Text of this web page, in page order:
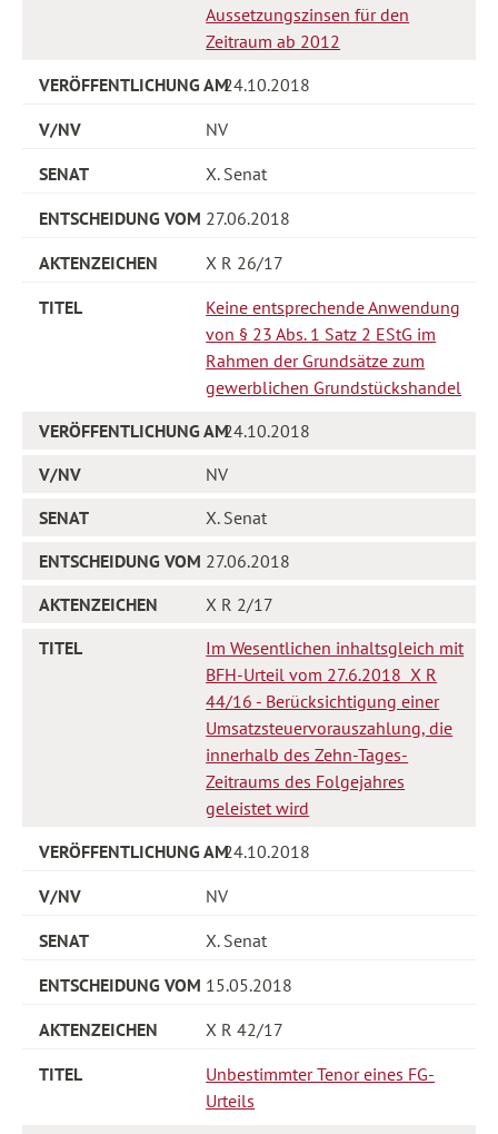
Aussetzungszinsen für den
Zeitraum ab 2012
24.10.2018
NV
X. Senat
27.06.2018
X R 26/17
Keine entsprechende Anwendung
von § 23 Abs. 1 Satz 2 EStG im
Rahmen der Grundsätze zum
gewerblichen Grundstückshandel
24.10.2018
NV
X. Senat
27.06.2018
X R 2/17
Im Wesentlichen inhaltsgleich mit
BFH-Urteil vom 27.6.2018 X R
44/16 - Berücksichtigung einer
Umsatzsteuervorauszahlung, die
innerhalb des Zehn-Tages-
Zeitraums des Folgejahres
geleistet wird
24.10.2018
NV
X. Senat
15.05.2018
X R 42/17
Unbestimmter Tenor eines FG-
Urteils